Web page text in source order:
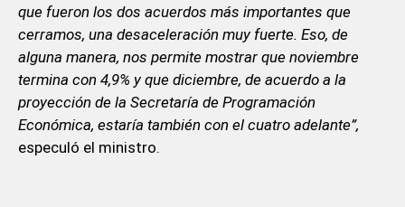
que fueron los dos acuerdos más importantes que
cerramos, una desaceleración muy fuerte. Eso, de
alguna manera, nos permite mostrar que noviembre
termina con 4,9% y que diciembre, de acuerdo a la
proyección de la Secretaría de Programación
Económica, estaría también con el cuatro adelante”,
especuló el ministro.